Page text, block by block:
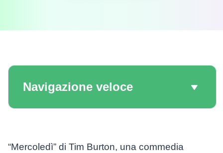
Navigazione veloce
“Mercoledì” di Tim Burton, una commedia